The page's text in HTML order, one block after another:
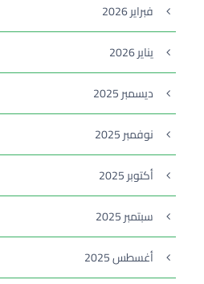
فبراير 2026
يناير 2026
ديسمبر 2025
نوفمبر 2025
أكتوبر 2025
سبتمبر 2025
أغسطس 2025